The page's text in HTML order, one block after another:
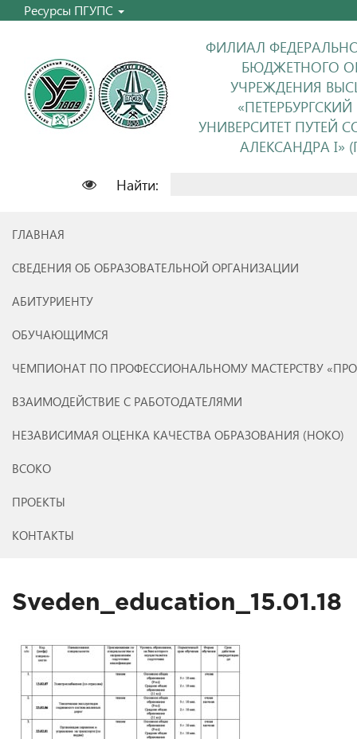
Ресурсы ПГУПС
ФИЛИАЛ
БЮДЖЕТНОГО
УЧРЕЖДЕНИЯ
УНИВЕРСИТЕТ ПУТЕЙ
АЛЕКСАНДРА I»
Найти:
ГЛАВНАЯ
СВЕДЕНИЯ ОБ ОБРАЗОВАТЕЛЬНОЙ ОРГАНИЗАЦИИ
АБИТУРИЕНТУ
ОБУЧАЮЩИМСЯ
ЧЕМПИОНАТ ПО ПРОФЕССИОНАЛЬНОМУ МАСТЕРСТВУ
ВЗАИМОДЕЙСТВИЕ С РАБОТОДАТЕЛЯМИ
НЕЗАВИСИМАЯ ОЦЕНКА КАЧЕСТВА ОБРАЗОВАНИЯ (НОКО)
ВСОКО
ПРОЕКТЫ
КОНТАКТЫ
Sveden_education_15.01.18